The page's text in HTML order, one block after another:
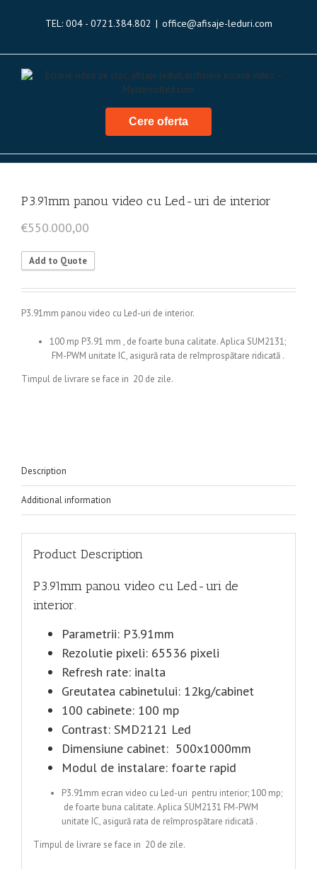
TEL: 004 - 0721.384.802 | office@afisaje-leduri.com
Cere oferta
P3.91mm panou video cu Led-uri de interior
€550.000,00
Add to Quote
P3.91mm panou video cu Led-uri de interior.
100 mp P3.91 mm , de foarte buna calitate. Aplica SUM2131;
FM-PWM unitate IC, asigură rata de reîmprospătare ridicată .
Timpul de livrare se face in 20 de zile.
Description
Additional information
Product Description
P3.91mm panou video cu Led-uri de
interior.
Parametrii: P3.91mm
Rezolutie pixeli: 65536 pixeli
Refresh rate: inalta
Greutatea cabinetului: 12kg/cabinet
100 cabinete: 100 mp
Contrast: SMD2121 Led
Dimensiune cabinet: 500x1000mm
Modul de instalare: foarte rapid
P3.91mm ecran video cu Led-uri pentru interior; 100 mp;
de foarte buna calitate. Aplica SUM2131 FM-PWM
unitate IC, asigură rata de reîmprospătare ridicată .
Timpul de livrare se face in 20 de zile.